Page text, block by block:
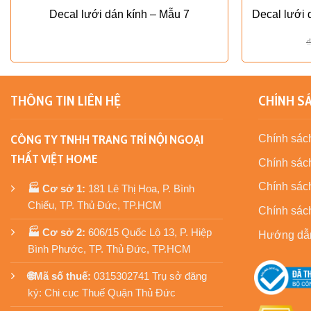
Decal lưới dán kính – Mẫu 7
Decal lưới
₫
THÔNG TIN LIÊN HỆ
CÔNG TY TNHH TRANG TRÍ NỘI NGOẠI
THẤT VIỆT HOME
🏭 Cơ sở 1: 181 Lê Thị Hoa, P. Bình
Chiểu, TP. Thủ Đức, TP.HCM
🏭 Cơ sở 2: 606/15 Quốc Lộ 13, P. Hiệp
Bình Phước, TP. Thủ Đức, TP.HCM
🌐Mã số thuế: 0315302741 Trụ sở đăng
ký: Chi cục Thuế Quận Thủ Đức
CHÍNH
Chính
Chính
Chính
Chính
Hướng